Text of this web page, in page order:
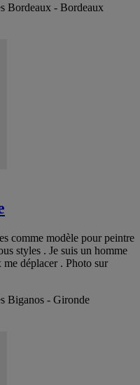
Bordeaux - Bordeaux
comme modèle pour peintre
styles . Je suis un homme
déplacer . Photo sur
Biganos - Gironde